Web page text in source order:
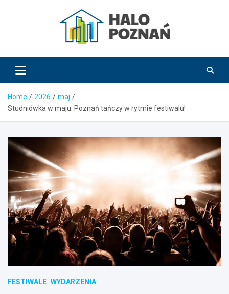
HaloPoznań.pl
Home 2026
maj
Studniówka w maju: Poznań tańczy w rytmie festiwalu!
FESTIWALE WYDARZENIA